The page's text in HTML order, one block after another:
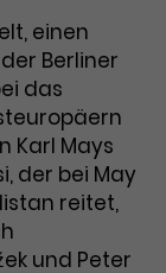
einmal
ist,
um
und
einen
Berliner
das
Karl Mays
der bei May
reitet,
und Peter